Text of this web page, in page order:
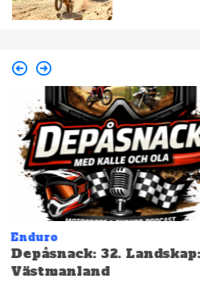
Enduro
Depåsnack: 32. Landskap:
Västmanland